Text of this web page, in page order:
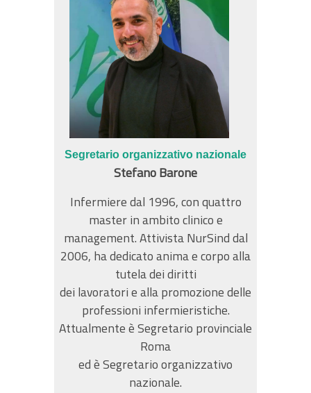
Segretario organizzativo nazionale
Stefano Barone
Infermiere dal 1996, con quattro
master in ambito clinico e
management. Attivista NurSind dal
2006, ha dedicato anima e corpo alla
tutela dei diritti
dei lavoratori e alla promozione delle
professioni infermieristiche.
Attualmente è Segretario provinciale
Roma
ed è Segretario organizzativo
nazionale.